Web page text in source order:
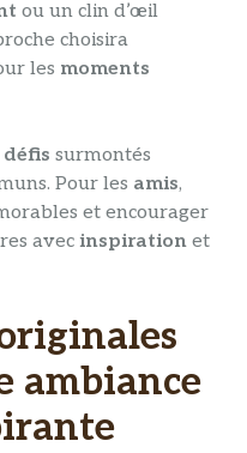
ou un clin d’œil
choisira
les moments
défis surmontés
Pour les amis,
et encourager
avec inspiration et
ambiance